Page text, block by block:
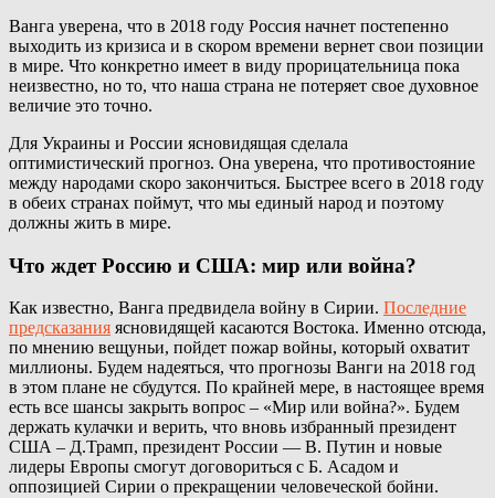
Ванга уверена, что в 2018 году Россия начнет постепенно
выходить из кризиса и в скором времени вернет свои позиции
в мире. Что конкретно имеет в виду прорицательница пока
неизвестно, но то, что наша страна не потеряет свое духовное
величие это точно.
Для Украины и России ясновидящая сделала
оптимистический прогноз. Она уверена, что противостояние
между народами скоро закончиться. Быстрее всего в 2018 году
в обеих странах поймут, что мы единый народ и поэтому
должны жить в мире.
Что ждет Россию и США: мир или война?
Как известно, Ванга предвидела войну в Сирии. Последние
предсказания ясновидящей касаются Востока. Именно отсюда,
по мнению вещуньи, пойдет пожар войны, который охватит
миллионы. Будем надеяться, что прогнозы Ванги на 2018 год
в этом плане не сбудутся. По крайней мере, в настоящее время
есть все шансы закрыть вопрос – «Мир или война?». Будем
держать кулачки и верить, что вновь избранный президент
США – Д.Трамп, президент России — В. Путин и новые
лидеры Европы смогут договориться с Б. Асадом и
оппозицией Сирии о прекращении человеческой бойни.